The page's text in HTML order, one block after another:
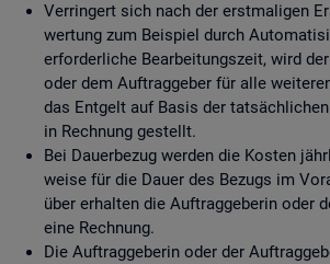
Ver­rin­gert sich nach der erst­ma­li­gen
wer­tung zum Bei­spiel durch
er­for­der­li­che Be­ar­bei­tungs­zeit, wird
oder dem Auf­trag­ge­ber für alle
das Ent­gelt auf Basis der
in Rech­nung ge­stellt.
Bei Dau­er­be­zug wer­den die Kos­ten
wei­se für die Dauer des Be­zugs im
über er­hal­ten die Auf­trag­ge­be­rin oder
eine Rech­nung.
Die Auf­trag­ge­be­rin oder der